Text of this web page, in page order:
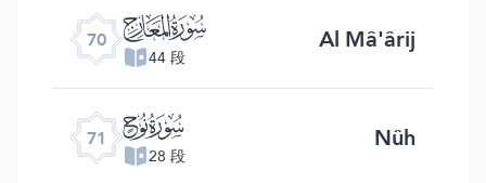
70 ﯳ
44 段 Al Mâ'ârij
71 ﯴ
28 段 Nûh